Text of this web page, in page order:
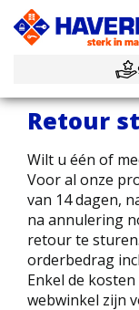
Retour
Wilt u één of
Voor al onze
van 14 dagen,
na annulering
retour te
orderbedrag
Enkel de
webwinkel zijn